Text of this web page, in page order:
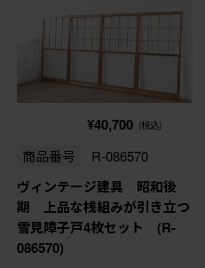
¥40,700 (税込)
商品番号 R-086570
ヴィンテージ建具 昭和後
期 上品な桟組みが引き立つ
雪見障子戸4枚セット (R-
086570)